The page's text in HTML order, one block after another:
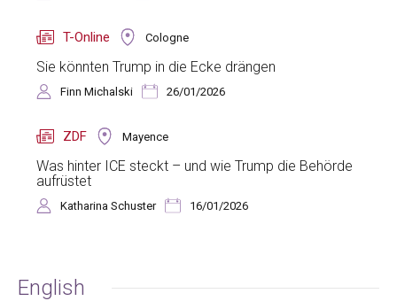
T-Online Cologne
Sie könnten Trump in die Ecke drängen
Finn Michalski 26/01/2026
ZDF Mayence
Was hinter ICE steckt – und wie Trump die Behörde
aufrüstet
Katharina Schuster 16/01/2026
English